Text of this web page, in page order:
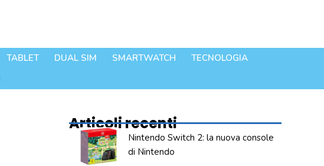
TABLET DUAL SIM SMARTWATCH
TECNOLOGIA
Articoli recenti
Nintendo Switch 2: la nuova console
di Nintendo